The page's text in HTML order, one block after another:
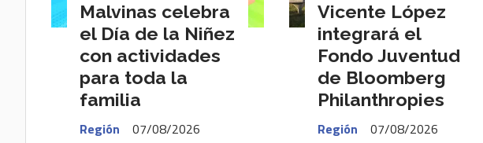
Malvinas celebra
el Día de la Niñez
con actividades
para toda la
familia
Región
07/08/2026
Vicente López
integrará el
Fondo Juventud
de Bloomberg
Philanthropies
Región
07/08/2026